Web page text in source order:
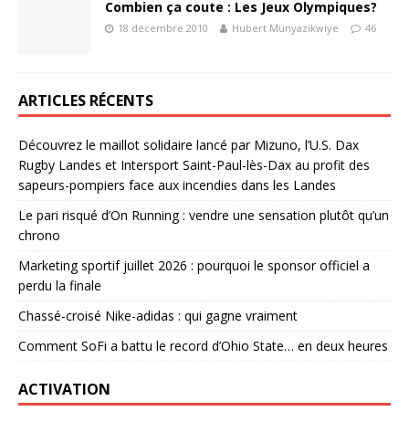
Combien ça coute : Les Jeux Olympiques?
18 décembre 2010 Hubert Munyazikwiye 46
ARTICLES RÉCENTS
Découvrez le maillot solidaire lancé par Mizuno, l’U.S. Dax
Rugby Landes et Intersport Saint-Paul-lès-Dax au profit des
sapeurs-pompiers face aux incendies dans les Landes
Le pari risqué d’On Running : vendre une sensation plutôt qu’un
chrono
Marketing sportif juillet 2026 : pourquoi le sponsor officiel a
perdu la finale
Chassé-croisé Nike-adidas : qui gagne vraiment
Comment SoFi a battu le record d’Ohio State… en deux heures
ACTIVATION